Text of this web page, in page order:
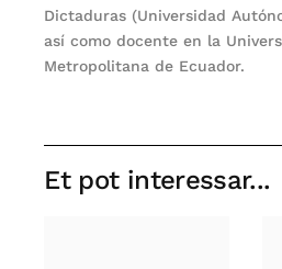
Dictaduras (Universidad
así como docente en la
Metropolitana de Ecuador.
Et pot interessar...